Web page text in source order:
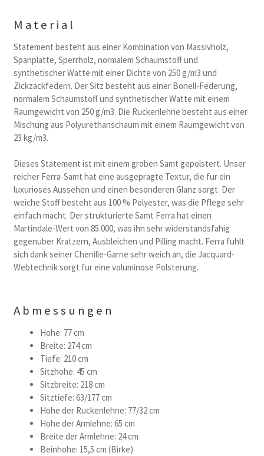
Material
Statement besteht aus einer Kombination von Massivholz,
Spanplatte, Sperrholz, normalem Schaumstoff und
synthetischer Watte mit einer Dichte von 250 g/m3 und
Zickzackfedern. Der Sitz besteht aus einer Bonell-Federung,
normalem Schaumstoff und synthetischer Watte mit einem
Raumgewicht von 250 g/m3. Die Ruckenlehne besteht aus einer
Mischung aus Polyurethanschaum mit einem Raumgewicht von
23 kg/m3.
Dieses Statement ist mit einem groben Samt gepolstert. Unser
reicher Ferra-Samt hat eine ausgepragte Textur, die fur ein
luxurioses Aussehen und einen besonderen Glanz sorgt. Der
weiche Stoff besteht aus 100 % Polyester, was die Pflege sehr
einfach macht. Der strukturierte Samt Ferra hat einen
Martindale-Wert von 85.000, was ihn sehr widerstandsfahig
gegenuber Kratzern, Ausbleichen und Pilling macht. Ferra fuhlt
sich dank seiner Chenille-Garne sehr weich an, die Jacquard-
Webtechnik sorgt fur eine voluminose Polsterung.
Abmessungen
Hohe: 77 cm
Breite: 274 cm
Tiefe: 210 cm
Sitzhohe: 45 cm
Sitzbreite: 218 cm
Sitztiefe: 63/177 cm
Hohe der Ruckenlehne: 77/32 cm
Hohe der Armlehne: 65 cm
Breite der Armlehne: 24 cm
Beinhohe: 15,5 cm (Birke)